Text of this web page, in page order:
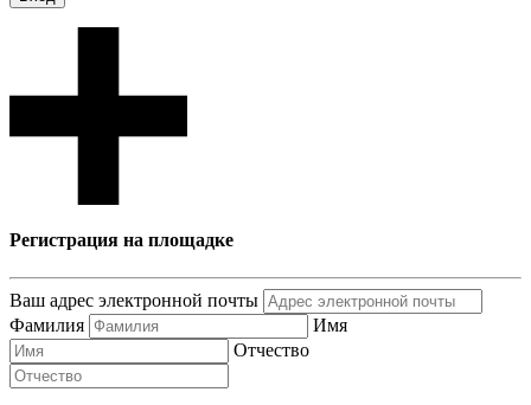
Регистрация на площадке
Ваш адрес электронной почты
Фамилия
Имя
Отчество